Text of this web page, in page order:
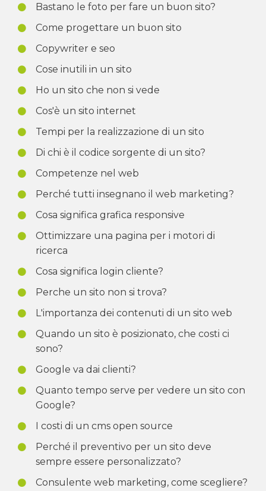
Bastano le foto per fare un buon sito?
Come progettare un buon sito
Copywriter e seo
Cose inutili in un sito
Ho un sito che non si vede
Cos'è un sito internet
Tempi per la realizzazione di un sito
Di chi è il codice sorgente di un sito?
Competenze nel web
Perché tutti insegnano il web marketing?
Cosa significa grafica responsive
Ottimizzare una pagina per i motori di
ricerca
Cosa significa login cliente?
Perche un sito non si trova?
L'importanza dei contenuti di un sito web
Quando un sito è posizionato, che costi ci
sono?
Google va dai clienti?
Quanto tempo serve per vedere un sito con
Google?
I costi di un cms open source
Perché il preventivo per un sito deve
sempre essere personalizzato?
Consulente web marketing, come scegliere?